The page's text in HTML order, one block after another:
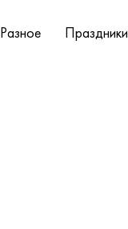
Разное Праздники